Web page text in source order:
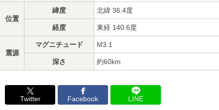
位置
緯度 北緯 36.4度
経度 東経 140.6度
震源
マグニチュード M3.1
深さ 約60km
Twitter Facebook LINE